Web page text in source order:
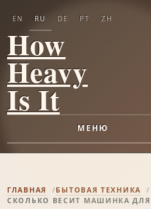
How
Heavy
Is It
МЕНЮ
EN RU DE PT ZH
ГЛАВНАЯ
БЫТОВАЯ ТЕХНИКА
СКОЛЬКО ВЕСИТ МАШИНКА